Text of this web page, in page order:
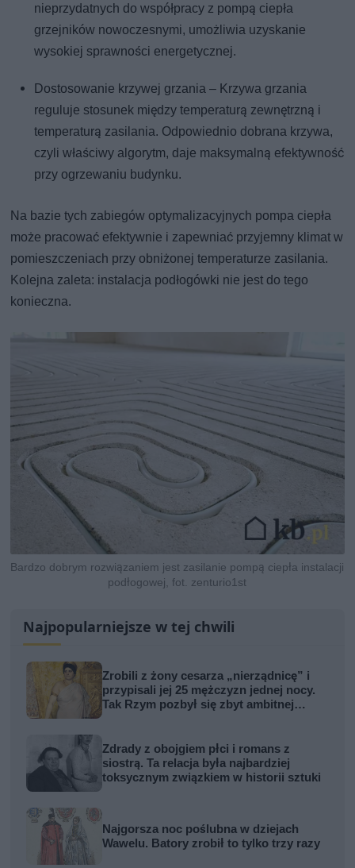
nieprzydatnych do współpracy z pompą ciepła
grzejników nowoczesnymi, umożliwia uzyskanie
wysokiej sprawności energetycznej.
Dostosowanie krzywej grzania – Krzywa grzania
reguluje stosunek między temperaturą zewnętrzną i
temperaturą zasilania. Odpowiednio dobrana krzywa,
czyli właściwy algorytm, daje maksymalną efektywność
przy ogrzewaniu budynku.
Na bazie tych zabiegów optymalizacyjnych pompa ciepła
może pracować efektywnie i zapewniać przyjemny klimat w
pomieszczeniach przy obniżonej temperaturze zasilania.
Kolejna zaleta: instalacja podłogówki nie jest do tego
konieczna.
Bardzo dobrym rozwiązaniem jest zasilanie pompą ciepła instalacji
podłogowej, fot. zenturio1st
Najpopularniejsze w tej chwili
Zrobili z żony cesarza „nierządnicę” i
przypisali jej 25 mężczyzn jednej nocy.
Tak Rzym pozbył się zbyt ambitnej
Zdrady z obojgiem płci i romans z
siostrą. Ta relacja była najbardziej
toksycznym związkiem w historii sztuki
Najgorsza noc poślubna w dziejach
Wawelu. Batory zrobił to tylko trzy razy